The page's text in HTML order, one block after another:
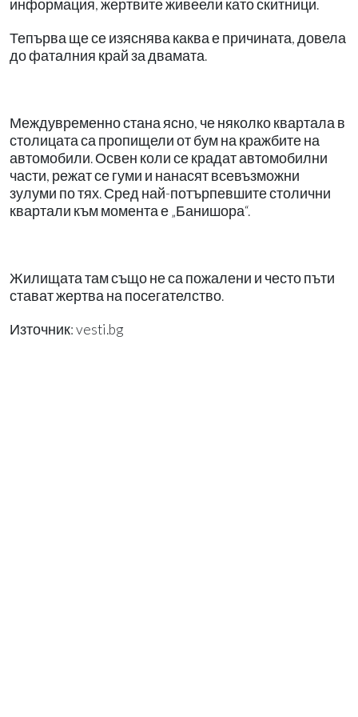
информация, жертвите живеели като скитници.
Тепърва ще се изяснява каква е причината, довела
до фаталния край за двамата.
Междувременно стана ясно, че няколко квартала в
столицата са пропищели от бум на кражбите на
автомобили. Освен коли се крадат автомобилни
части, режат се гуми и нанасят всевъзможни
зулуми по тях. Сред най-потърпевшите столични
квартали към момента е „Банишора“.
Жилищата там също не са пожалени и често пъти
стават жертва на посегателство.
Източник: vesti.bg